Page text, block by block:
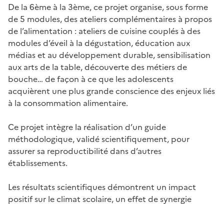
De la 6ème à la 3ème, ce projet organise, sous forme
de 5 modules, des ateliers complémentaires à propos
de l’alimentation : ateliers de cuisine couplés à des
modules d’éveil à la dégustation, éducation aux
médias et au développement durable, sensibilisation
aux arts de la table, découverte des métiers de
bouche… de façon à ce que les adolescents
acquièrent une plus grande conscience des enjeux liés
à la consommation alimentaire.
Ce projet intègre la réalisation d’un guide
méthodologique, validé scientifiquement, pour
assurer sa reproductibilité dans d’autres
établissements.
Les résultats scientifiques démontrent un impact
positif sur le climat scolaire, un effet de synergie